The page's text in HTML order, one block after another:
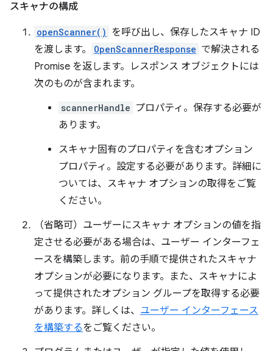
スキャナの構成
openScanner() を呼び出し、保存したスキャナ ID
を渡します。
OpenScannerResponse で解決される
Promise を返します。レスポンス オブジェクトには
次のものが含まれます。
scannerHandle プロパティ。保存する必要が
あります。
スキャナ固有のプロパティを含むオプション
プロパティ。設定する必要があります。詳細に
ついては、スキャナ オプションの取得をご覧
ください。
（省略可）ユーザーにスキャナ オプションの値を指
定させる必要がある場合は、ユーザー インターフェ
ースを構築します。前の手順で提供されたスキャナ
オプションが必要になります。また、スキャナによ
って提供されたオプション グループを取得する必要
があります。詳しくは、 ユーザー インターフェース
を構築するをご覧ください。